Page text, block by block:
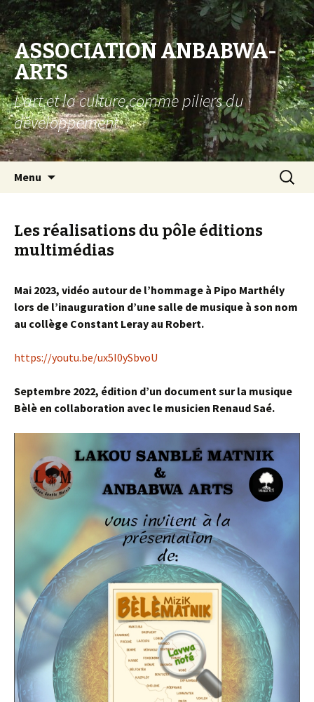
ASSOCIATION ANBABWA-
ARTS
L'art et la culture comme piliers du
développement
Menu
Les réalisations du pôle éditions
multimédias
Mai 2023, vidéo autour de l’hommage à Pipo Marthély
lors de l’inauguration d’une salle de musique à son nom
au collège Constant Leray au Robert.
https://youtu.be/ux5I0ySbvoU
Septembre 2022, édition d’un document sur la musique
Bèlè en collaboration avec le musicien Renaud Saé.